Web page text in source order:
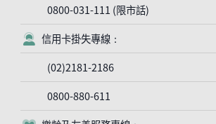
0800-031-111 (限市話)
客服符號
信用卡掛失專線：
(02)2181-2186
0800-880-611